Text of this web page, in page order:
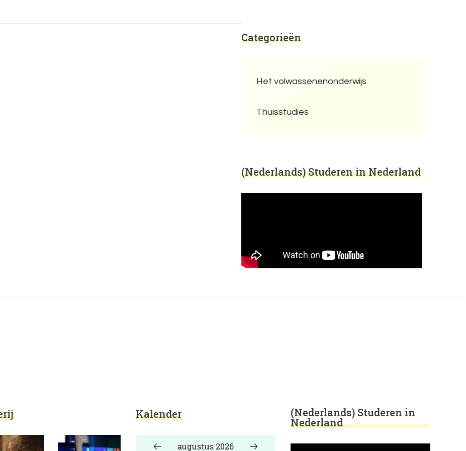
Categorieën
Het volwassenenonderwijs
Thuisstudies
(Nederlands) Studeren in Nederland
Kalender
augustus 2026
(Nederlands) Studeren in
Nederland